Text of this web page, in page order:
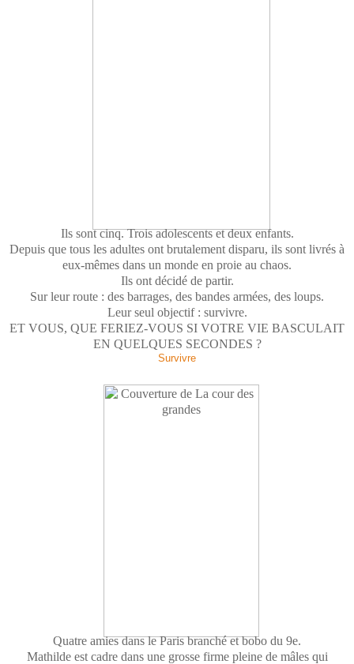
Ils sont cinq. Trois adolescents et deux enfants.
Depuis que tous les adultes ont brutalement disparu, ils sont livrés à
eux-mêmes dans un monde en proie au chaos.
Ils ont décidé de partir.
Sur leur route : des barrages, des bandes armées, des loups.
Leur seul objectif : survivre.
ET VOUS, QUE FERIEZ-VOUS SI VOTRE VIE BASCULAIT
EN QUELQUES SECONDES ?
Survivre
Quatre amies dans le Paris branché et bobo du 9e.
Mathilde est cadre dans une grosse firme pleine de mâles qui